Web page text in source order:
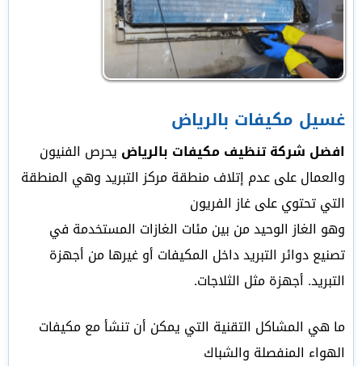
غسيل مكيفات بالرياض
افضل شركة تنظيف مكيفات بالرياض يحرص الفنيون
والعمال على عدم إتلاف منطقة مركز التبريد وهي المنطقة
التي تحتوي على غاز الفريون
وهو الغاز الوحيد من بين مئات الغازات المستخدمة في
تصنيع دوائر التبريد داخل المكيفات أو غيرها من أجهزة
التبريد. أجهزة مثل الثلاجات.
ما هي المشاكل التقنية التي يمكن أن تنشأ مع مكيفات
الهواء المنفصلة والشباك